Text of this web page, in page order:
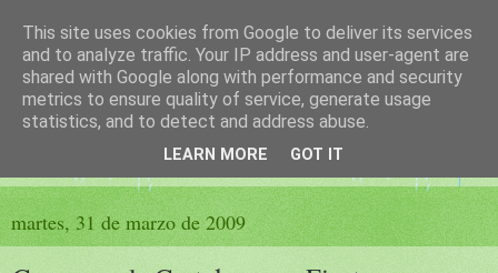
El sueño de las palabras
PÁGINA LITERARIA DE FELISA MORENO
martes, 31 de marzo de 2009
This site uses cookies from Google to deliver its services
and to analyze traffic. Your IP address and user-agent are
shared with Google along with performance and security
metrics to ensure quality of service, generate usage
statistics, and to detect and address abuse.
LEARN MORE GOT IT